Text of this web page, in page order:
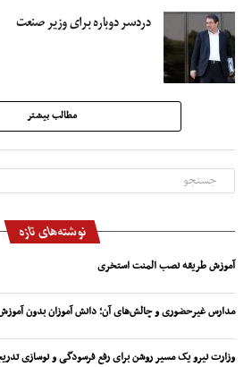
دردسر دوباره برای وزیر صنعت
مطالب بیشتر
نوشته‌های تازه
آموزش طریقه نصب المنت استخری
مدارس غیرحضوری و چالش‌های آن؛ دانش آموزان بدون
وزارت نیرو یک مسیر روشن برای رفع فرسودگی و نوسازی